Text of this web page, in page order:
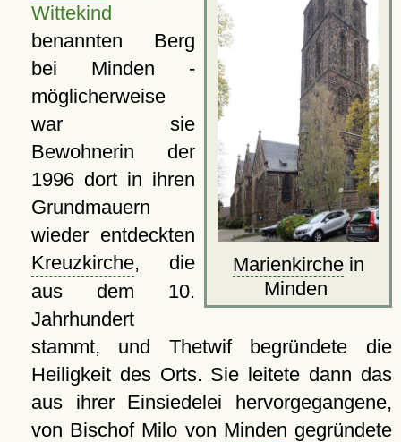
Marienkirchein
Minden
Wittekind
benannten Berg
bei Minden -
möglicherweise
war sie
Bewohnerin der
1996 dort in ihren
Grundmauern
wieder entdeckten
Kreuzkirche, die
aus dem 10.
Jahrhundert
stammt, und Thetwif begründete die
Heiligkeit des Orts. Sie leitete dann das
aus ihrer Einsiedelei hervorgegangene,
von Bischof Milo von Minden gegründete